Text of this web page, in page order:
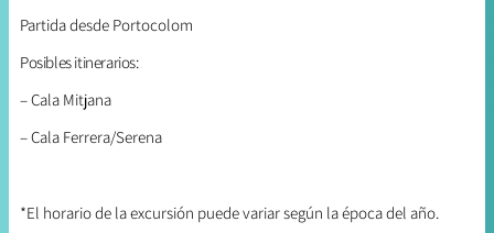
Partida desde Portocolom
Posibles itinerarios:
– Cala Mitjana
– Cala Ferrera/Serena
*El horario de la excursión puede variar según la época del año.